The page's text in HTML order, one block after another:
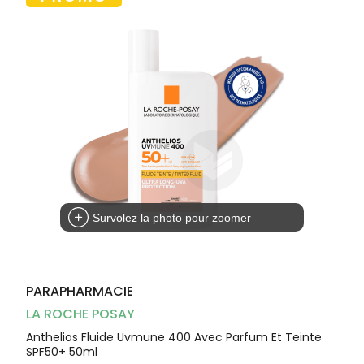
Dispositifs
Cheveux
Survolez la photo pour zoomer
PARAPHARMACIE
LA ROCHE POSAY
Anthelios Fluide Uvmune 400 Avec Parfum Et Teinte
SPF50+ 50ml